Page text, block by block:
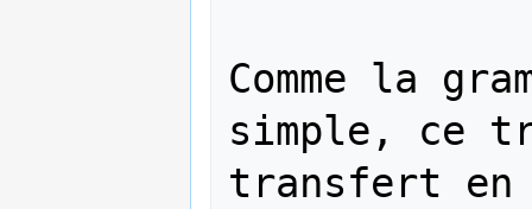
Comme la
simple, ce
transfert en